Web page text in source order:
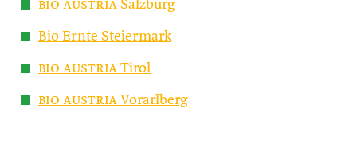
bio austria Salzburg
Bio Ernte Steiermark
bio austria Tirol
bio austria Vorarlberg